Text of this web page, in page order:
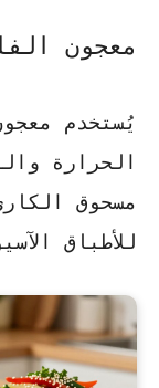
معجون
يُستخدم
الحرارة
مسحوق
للأطباق